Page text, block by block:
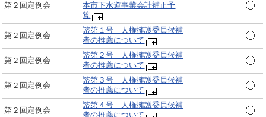
第２回定例会
本市下水道事業会計補正予
算
第２回定例会
諮第１号 人権擁護委員候補
者の推薦について
第２回定例会
諮第２号 人権擁護委員候補
者の推薦について
第２回定例会
諮第３号 人権擁護委員候補
者の推薦について
第２回定例会
諮第４号 人権擁護委員候補
者の推薦について